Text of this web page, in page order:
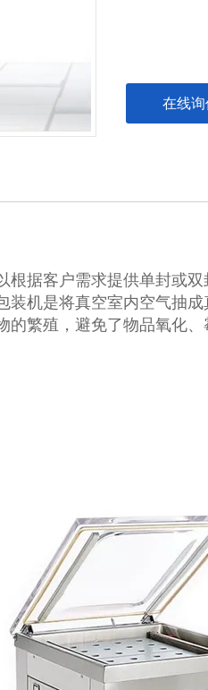
在线询
根据客户需求提供单封或
装机是将真空室内空气抽
繁殖，避免了物品氧化